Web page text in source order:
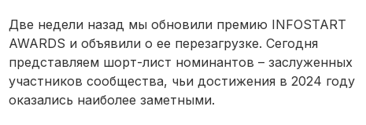
Две недели назад мы обновили премию INFOSTART
AWARDS и объявили о ее перезагрузке. Сегодня
представляем шорт-лист номинантов – заслуженных
участников сообщества, чьи достижения в 2024 году
оказались наиболее заметными.